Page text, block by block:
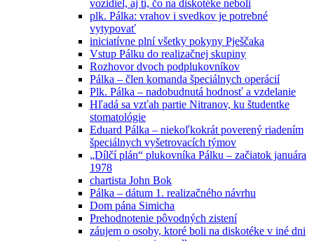
vozidiel, aj tí, čo na diskotéke neboli
plk. Pálka: vrahov i svedkov je potrebné
vytypovať
iniciatívne plní všetky pokyny Pješčaka
Vstup Pálku do realizačnej skupiny
Rozhovor dvoch podplukovníkov
Pálka – člen komanda špeciálnych operácií
Plk. Pálka – nadobudnutá hodnosť a vzdelanie
Hľadá sa vzťah partie Nitranov, ku študentke
stomatológie
Eduard Pálka – niekoľkokrát poverený riadením
špeciálnych vyšetrovacích týmov
„Dílčí plán“ plukovníka Pálku – začiatok januára
1978
chartista John Bok
Pálka – dátum 1. realizačného návrhu
Dom pána Simicha
Prehodnotenie pôvodných zistení
záujem o osoby, ktoré boli na diskotéke v iné dni